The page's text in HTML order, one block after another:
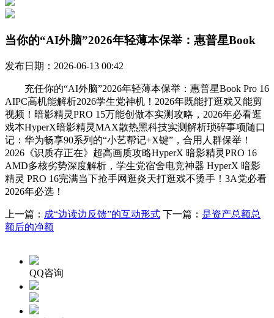
当你的“AI外脑”2026年轻薄本保举：惠普星Book
发布日期：2026-06-13 00:42
充任你的“AI外脑”2026年轻薄本保举：惠普星Book Pro 16
AIPC高机能解析2026学生党神机！2026年既能打逛戏又能剪
视频！暗影精灵PRO 15万能创做本实测攻略，2026年必看逛
戏本HyperX暗影精灵MAX散热黑科技实测解析琐碎事项随口
记：华为畅享90系列的“小艺帮记+X键”，合用人群保举！
2026《识质存正在》超高画质攻略HyperX 暗影精灵PRO 16
AMD多核劣势深度解析，学生党宿舍电竞神器 HyperX 暗影
精灵 PRO 16完满当下抢手网逛炎天打逛戏不烫手！3A党必看
2026年必选！
上一篇： 成“边读边反馈”的互动形式 下一篇： 是资产总额总
额后的净额
QQ咨询